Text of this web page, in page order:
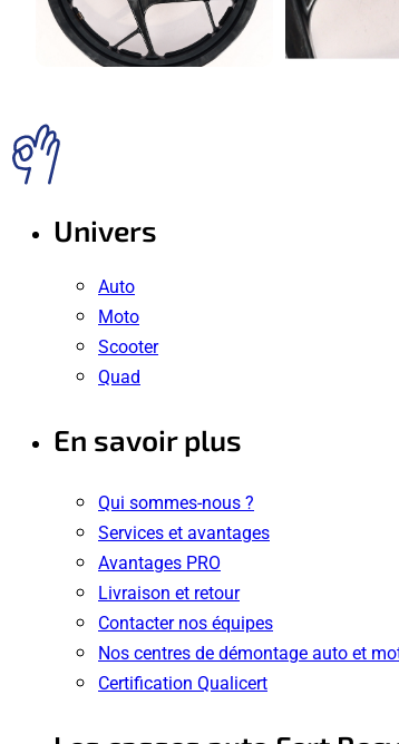
Univers
Auto
Moto
Scooter
Quad
En savoir plus
Qui sommes-nous ?
Services et avantages
Avantages PRO
Livraison et retour
Contacter nos équipes
Nos centres de démontage auto et
Certification Qualicert